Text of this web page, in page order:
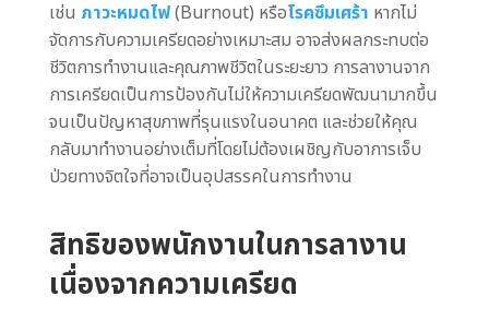
เช่น ภาวะหมดไฟ(Burnout) หรือโรคซึมเศร้า หากไม่
จัดการกับความเครียดอย่างเหมาะสม อาจส่งผลกระทบต่อ
ชีวิตการทำงานและคุณภาพชีวิตในระยะยาว การลางานจาก
การเครียดเป็นการป้องกันไม่ให้ความเครียดพัฒนามากขึ้น
จนเป็นปัญหาสุขภาพที่รุนแรงในอนาคต และช่วยให้คุณ
กลับมาทำงานอย่างเต็มที่โดยไม่ต้องเผชิญกับอาการเจ็บ
ป่วยทางจิตใจที่อาจเป็นอุปสรรคในการทำงาน
สิทธิของพนักงานในการลางาน
เนื่องจากความเครียด